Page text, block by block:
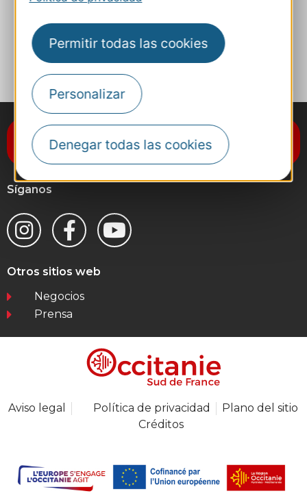
Permitir todas las cookies
Personalizar
Denegar todas las cookies
A MIS FAVORITOS
Suscríbase al boletín de noticias
Destination Occitanie
Síganos
Otros sitios web
Negocios
Prensa
Aviso legal Política de privacidad
Plano del sitio
Créditos